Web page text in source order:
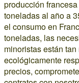
producción
toneladas al año a
el consumo en
toneladas, las
minoristas están
ecológicamente
precios,